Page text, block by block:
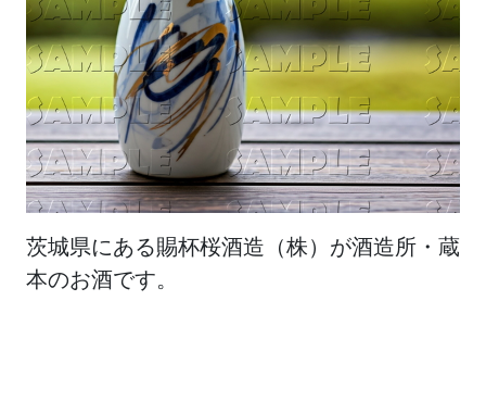
茨城県にある賜杯桜酒造（株）が酒造所・蔵
本のお酒です。